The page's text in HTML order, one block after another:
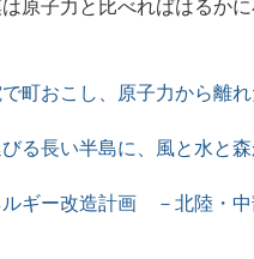
原子力と比べればはるか
で町おこし、原子力から離
びる長い半島に、風と水と森
ルギー改造計画 －北陸・